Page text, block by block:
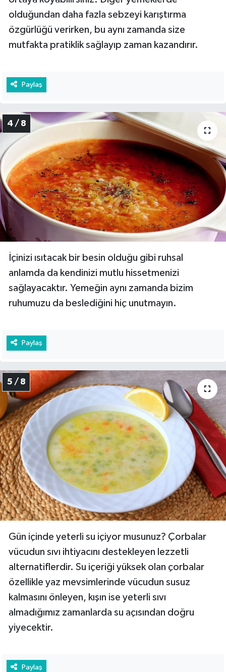
olduğundan daha fazla sebzeyi karıştırma
özgürlüğü verirken, bu aynı zamanda size
mutfakta pratiklik sağlayıp zaman kazandırır.
Paylaş
4 / 8
İçinizi ısıtacak bir besin olduğu gibi ruhsal
anlamda da kendinizi mutlu hissetmenizi
sağlayacaktır. Yemeğin aynı zamanda bizim
ruhumuzu da beslediğini hiç unutmayın.
Paylaş
5 / 8
Gün içinde yeterli su içiyor musunuz? Çorbalar
vücudun sıvı ihtiyacını destekleyen lezzetli
alternatiflerdir. Su içeriği yüksek olan çorbalar
özellikle yaz mevsimlerinde vücudun susuz
kalmasını önleyen, kışın ise yeterli sıvı
almadığımız zamanlarda su açısından doğru
yiyecektir.
Paylaş